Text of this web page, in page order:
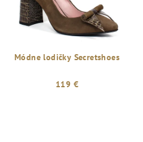
Módne lodičky Secretshoes
119 €